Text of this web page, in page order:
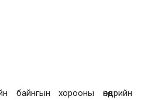
хорооны өнөөдрийн